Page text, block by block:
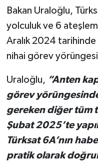
Bakan Uraloğlu,
yolculuk ve 6
Aralık 2024
nihai görev
Uraloğlu, “Anten
görev
gereken diğer tüm
Şubat 2025’te
Türksat 6A’nın
pratik olarak